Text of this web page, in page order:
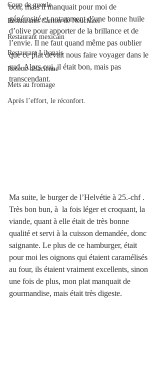
Coup de gueule
Restaurants Canton de Neuchâtel
Restaurant mexicain
Restaurant Libanais
Recette alsacienne
Mets au fromage
Après l’effort, le réconfort.
bon, mais il manquait pour moi de
générosité et notamment d’une bonne huile
d’olive pour apporter de la brillance et de
l’envie. Il ne faut quand même pas oublier
que ce plat devait nous faire voyager dans le
sud. Alors oui, il était bon, mais pas
transcendant.
Ma suite, le burger de l’Helvétie à 25.-chf .
Très bon bun, à  la fois léger et croquant, la
viande, quant à elle était de très bonne
qualité et servi à la cuisson demandée, donc
saignante. Le plus de ce hamburger, était
pour moi les oignons qui étaient caramélisés
au four, ils étaient vraiment excellents, sinon
une fois de plus, mon plat manquait de
gourmandise, mais était très digeste.